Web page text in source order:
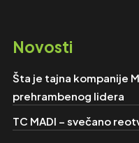
Novosti
Šta je tajna kompanije
prehrambenog lidera
TC MADI – svečano